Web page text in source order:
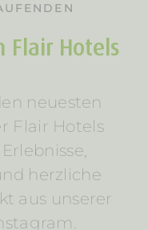
Flair Hotels
neuesten
Flair Hotels
herzliche
aus unserer